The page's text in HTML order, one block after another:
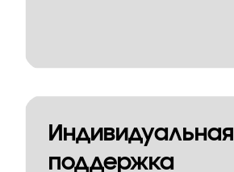
Индивидуальная
поддержка